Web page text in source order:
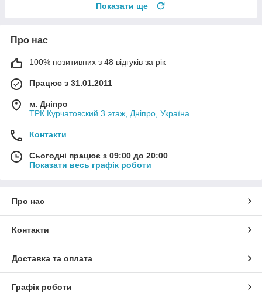
Показати ще
Про нас
100% позитивних з 48 відгуків за рік
Працює з 31.01.2011
м. Дніпро
ТРК Курчатовский 3 этаж, Дніпро, Україна
Контакти
Сьогодні працює з 09:00 до 20:00
Показати весь графік роботи
Про нас
Контакти
Доставка та оплата
Графік роботи